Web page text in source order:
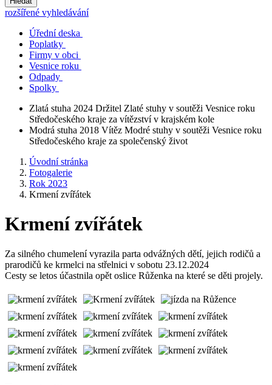
rozšířené vyhledávání
Úřední deska
Poplatky
Firmy v obci
Vesnice roku
Odpady
Spolky
Zlatá stuha 2024 Držitel Zlaté stuhy v soutěži Vesnice roku
Středočeského kraje za vítězství v krajském kole
Modrá stuha 2018 Vítěz Modré stuhy v soutěži Vesnice roku
Středočeského kraje za společenský život
Úvodní stránka
Fotogalerie
Rok 2023
Krmení zvířátek
Krmení zvířátek
Za silného chumelení vyrazila parta odvážných dětí, jejich rodičů a
prarodičů ke krmelci na střelnici v sobotu 23.12.2024
Cesty se letos účastnila opět oslice Růženka na které se děti projely.